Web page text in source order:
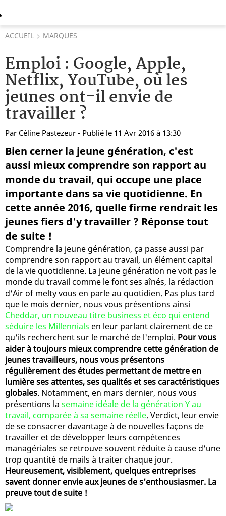
ACCUEIL MARQUES
Emploi : Google, Apple,
Netflix, YouTube, où les
jeunes ont-il envie de
travailler ?
Par Céline Pastezeur - Publié le 11 Avr 2016 à 13:30
Bien cerner la jeune génération, c'est
aussi mieux comprendre son rapport au
monde du travail, qui occupe une place
importante dans sa vie quotidienne. En
cette année 2016, quelle firme rendrait les
jeunes fiers d'y travailler ? Réponse tout
de suite !
Comprendre la jeune génération, ça passe aussi par
comprendre son rapport au travail, un élément capital
de la vie quotidienne. La jeune génération ne voit pas le
monde du travail comme le font ses aînés, la rédaction
d'Air of melty vous en parle au quotidien. Pas plus tard
que le mois dernier, nous vous présentions ainsi
Cheddar, un nouveau titre business et éco qui entend
séduire les Millennials en leur parlant clairement de ce
qu'ils recherchent sur le marché de l'emploi. Pour vous
aider à toujours mieux comprendre cette génération de
jeunes travailleurs, nous vous présentons
régulièrement des études permettant de mettre en
lumière ses attentes, ses qualités et ses caractéristiques
globales. Notamment, en mars dernier, nous vous
présentions la semaine idéale de la génération Y au
travail, comparée à sa semaine réelle. Verdict, leur envie
de se consacrer davantage à de nouvelles façons de
travailler et de développer leurs compétences
managériales se retrouve souvent réduite à cause d'une
trop quantité de mails à traiter chaque jour.
Heureusement, visiblement, quelques entreprises
savent donner envie aux jeunes de s'enthousiasmer. La
preuve tout de suite !